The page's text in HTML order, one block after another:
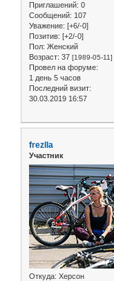
Приглашений: 0
Сообщений: 107
Уважение: [+6/-0]
Позитив: [+2/-0]
Пол: Женский
Возраст: 37 [1989-05-11]
Провел на форуме:
1 день 5 часов
Последний визит:
30.03.2019 16:57
frezlla
Участник
Откуда: Херсон